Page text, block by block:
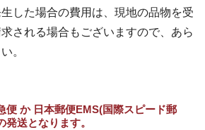
した場合の費用は、現地の品物を受
される場合もございますので、あら
。
便 か 日本郵便EMS(国際スピード郵
送となります。